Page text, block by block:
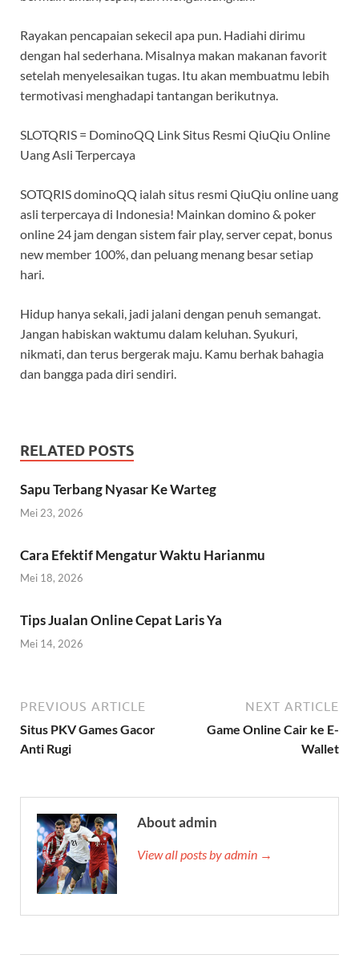
Rayakan pencapaian sekecil apa pun. Hadiahi dirimu
dengan hal sederhana. Misalnya makan makanan favorit
setelah menyelesaikan tugas. Itu akan membuatmu lebih
termotivasi menghadapi tantangan berikutnya.
SLOTQRIS = DominoQQ Link Situs Resmi QiuQiu Online
Uang Asli Terpercaya
SOTQRIS dominoQQ ialah situs resmi QiuQiu online uang
asli terpercaya di Indonesia! Mainkan domino & poker
online 24 jam dengan sistem fair play, server cepat, bonus
new member 100%, dan peluang menang besar setiap
hari.
Hidup hanya sekali, jadi jalani dengan penuh semangat.
Jangan habiskan waktumu dalam keluhan. Syukuri,
nikmati, dan terus bergerak maju. Kamu berhak bahagia
dan bangga pada diri sendiri.
RELATED POSTS
Sapu Terbang Nyasar Ke Warteg
Mei 23, 2026
Cara Efektif Mengatur Waktu Harianmu
Mei 18, 2026
Tips Jualan Online Cepat Laris Ya
Mei 14, 2026
PREVIOUS ARTICLE
Situs PKV Games Gacor
Anti Rugi
NEXT ARTICLE
Game Online Cair ke E-
Wallet
About admin
View all posts by admin →